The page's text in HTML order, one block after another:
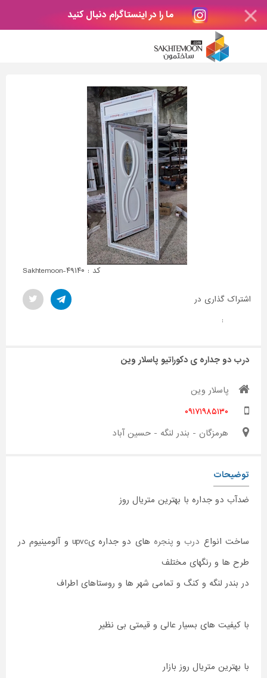
ما را در اینستاگرام دنبال کنید
کد : Sakhtemoon-۴۹۱۴۰
اشتراک گذاری در
:
درب دو جداره ی دکوراتیو پاسلار وین
پاسلار وین
۰۹۱۷۱۹۸۵۱۳۰
هرمزگان - بندر لنگه - حسین آباد
توضیحات
ضدآب دو جداره با بهترین متریال روز
ساخت انواع درب وپنجره
های دو جداره یupvc و آلومینیوم در
طرح ها و رنگهای مختلف
در بندر لنگه و کنگ و تمامی شهر ها و روستاهای اطراف
با کیفیت های بسیار عالی و قیمتی بی نظیر
با بهترین متریال روز بازار